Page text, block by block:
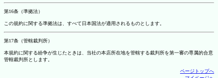
第16条（準拠法）
この規約に関する準拠法は、すべて日本国法が適用されるものとします。
第17条（管轄裁判所）
本規約に関する紛争が生じたときは、当社の本店所在地を管轄する裁判所を第一審の専属的合意
管轄裁判所とします。
ページトップへ